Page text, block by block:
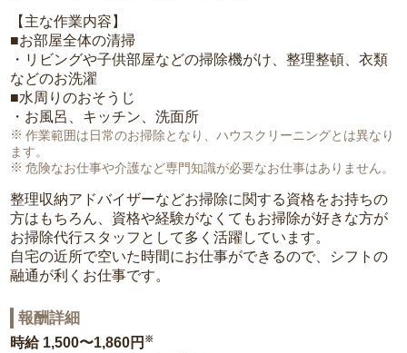
【主な作業内容】
■お部屋全体の清掃
・リビングや子供部屋などの掃除機がけ、整理整頓、衣類
などのお洗濯
■水周りのおそうじ
・お風呂、キッチン、洗面所
作業範囲は日常のお掃除となり、ハウスクリーニングとは異なり
ます。
危険なお仕事や介護など専門知識が必要なお仕事はありません。
整理収納アドバイザーなどお掃除に関する資格をお持ちの
方はもちろん、資格や経験がなくてもお掃除が好きな方が
お掃除代行スタッフとして多く活躍しています。
自宅の近所で空いた時間にお仕事ができるので、シフトの
融通が利くお仕事です。
報酬詳細
時給 1,500〜1,860円 ※